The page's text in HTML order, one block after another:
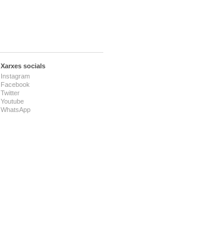
Xarxes socials
Instagram
Facebook
Twitter
Youtube
WhatsApp